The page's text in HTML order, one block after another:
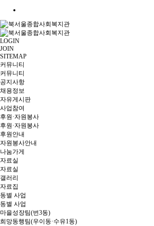
LOGIN
JOIN
SITEMAP
커뮤니티
커뮤니티
공지사항
채용정보
자유게시판
사업참여
후원·자원봉사
후원·자원봉사
후원안내
자원봉사안내
나눔가게
자료실
자료실
갤러리
자료집
동별 사업
동별 사업
마을성장팀(번3동)
희망동행팀(우이동·수유1동)